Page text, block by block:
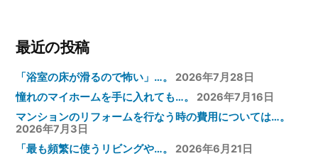
ン最近の投稿
「浴室の床が滑るので怖い」…。
2026年7月28日
憧れのマイホームを手に入れても…。
2026年7月16日
マンションのリフォームを行なう時の費用については…。
2026年7月3日
「最も頻繁に使うリビングや…。
2026年6月21日